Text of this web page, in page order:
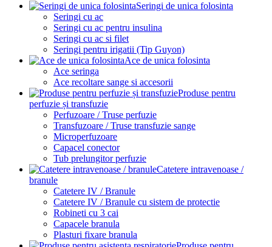
Seringi de unica folosinta
Seringi cu ac
Seringi cu ac pentru insulina
Seringi cu ac si filet
Seringi pentru irigatii (Tip Guyon)
Ace de unica folosinta
Ace seringa
Ace recoltare sange si accesorii
Produse pentru
perfuzie și transfuzie
Perfuzoare / Truse perfuzie
Transfuzoare / Truse transfuzie sange
Microperfuzoare
Capacel conector
Tub prelungitor perfuzie
Catetere intravenoase /
branule
Catetere IV / Branule
Catetere IV / Branule cu sistem de protectie
Robineti cu 3 cai
Capacele branula
Plasturi fixare branula